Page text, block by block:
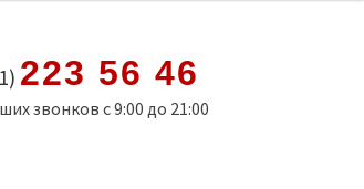
223 56 46
звонков с 9:00 до 21:00